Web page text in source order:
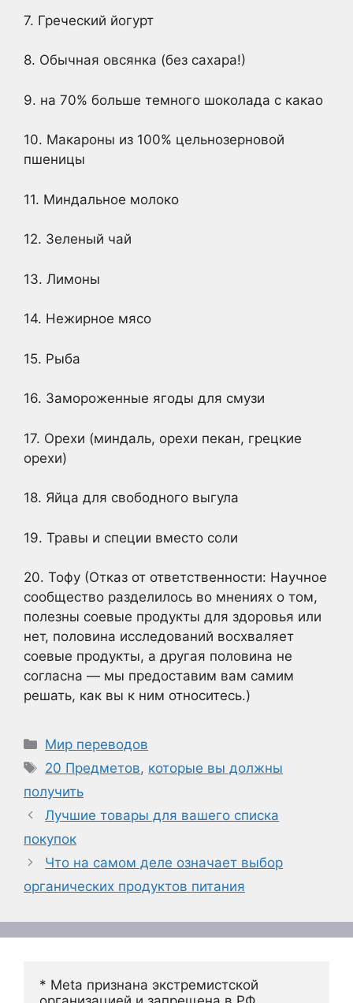
7. Греческий йогурт
8. Обычная овсянка (без сахара!)
9. на 70% больше темного шоколада с какао
10. Макароны из 100% цельнозерновой
пшеницы
11. Миндальное молоко
12. Зеленый чай
13. Лимоны
14. Нежирное мясо
15. Рыба
16. Замороженные ягоды для смузи
17. Орехи (миндаль, орехи пекан, грецкие
орехи)
18. Яйца для свободного выгула
19. Травы и специи вместо соли
20. Тофу (Отказ от ответственности: Научное
сообщество разделилось во мнениях о том,
полезны соевые продукты для здоровья или
нет, половина исследований восхваляет
соевые продукты, а другая половина не
согласна — мы предоставим вам самим
решать, как вы к ним относитесь.)
Рубрики
Мир переводов
Метки
20 Предметов, которые вы должны
получить
Лучшие товары для вашего списка
покупок
Что на самом деле означает выбор
органических продуктов питания
* Meta признана экстремистской